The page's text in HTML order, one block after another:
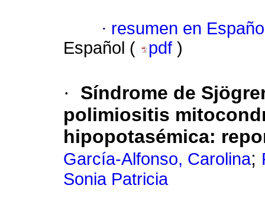
· resumen en
Español (
pdf )
·
Síndrome de
polimiositis
hipopotasémica:
García-Alfonso, Carolina;
Sonia Patricia